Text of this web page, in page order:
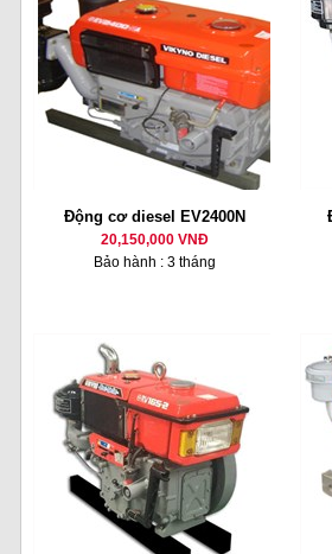
Động cơ diesel EV2400N
20,150,000 VNĐ
Bảo hành : 3 tháng